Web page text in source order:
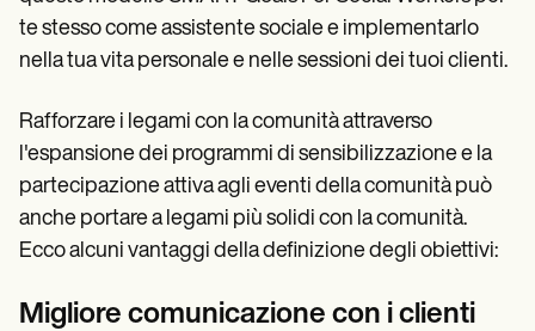
te stesso come assistente sociale e implementarlo
nella tua vita personale e nelle sessioni dei tuoi clienti.
Rafforzare i legami con la comunità attraverso
l'espansione dei programmi di sensibilizzazione e la
partecipazione attiva agli eventi della comunità può
anche portare a legami più solidi con la comunità.
Ecco alcuni vantaggi della definizione degli obiettivi:
Migliore comunicazione con i clienti